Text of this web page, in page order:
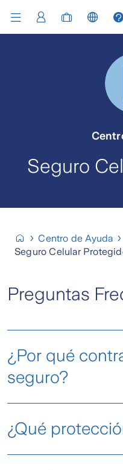
Seguro
Centro de Ayuda
Seguro Celular
Preguntas
¿Por qué
seguro?
¿Qué